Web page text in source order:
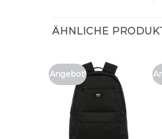
ÄHNLICHE
Angebot!